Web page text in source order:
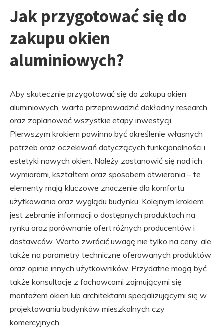
Jak przygotować się do
zakupu okien
aluminiowych?
Aby skutecznie przygotować się do zakupu okien
aluminiowych, warto przeprowadzić dokładny research
oraz zaplanować wszystkie etapy inwestycji.
Pierwszym krokiem powinno być określenie własnych
potrzeb oraz oczekiwań dotyczących funkcjonalności i
estetyki nowych okien. Należy zastanowić się nad ich
wymiarami, kształtem oraz sposobem otwierania – te
elementy mają kluczowe znaczenie dla komfortu
użytkowania oraz wyglądu budynku. Kolejnym krokiem
jest zebranie informacji o dostępnych produktach na
rynku oraz porównanie ofert różnych producentów i
dostawców. Warto zwrócić uwagę nie tylko na ceny, ale
także na parametry techniczne oferowanych produktów
oraz opinie innych użytkowników. Przydatne mogą być
także konsultacje z fachowcami zajmującymi się
montażem okien lub architektami specjalizującymi się w
projektowaniu budynków mieszkalnych czy
komercyjnych.